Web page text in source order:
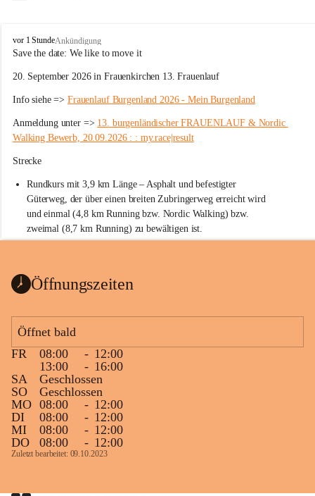
W
ö
t
r
b
e
r
g
vor 1 StundeAnkündigung
Save the date: We like to move it
20. September 2026 in Frauenkirchen 13. Frauenlauf
Info siehe => Frauenlauf Burgenland 2026 - Mein Burgenland
Anmeldung unter => 13. burgenländischer FRAUENLAUF & Nordic
Walking Bewerb, 20.09.2026 : : my.race|result
Strecke
Rundkurs mit 3,9 km Länge – Asphalt und befestigter
Güterweg, der über einen breiten Zubringerweg erreicht wird
und einmal (4,8 km Running bzw. Nordic Walking) bzw.
zweimal (8,7 km Running) zu bewältigen ist.
Parkplatz auf der Rückseite der St. Martins Therme & Lodge
Zielgelände mit Verpflegungstruck
Ablauf
Samstag, 19.9.
13 bis 15 Uhr Startnummernausgabe, im Seminarraum der St.
Martins Therme & Lodge Frauenkirchen (vom Parkplatz hinter
der Therme zugänglich)
Sonntag, 20.9.
Öffnungszeiten
Öffnet bald
FR
08:00 - 12:00
13:00
- 16:00
SA
Geschlossen
SO
Geschlossen
MO 08:00 - 12:00
DI
08:00 - 12:00
MI
08:00 - 12:00
DO
08:00 - 12:00
Zuletzt bearbeitet: 09.10.2023